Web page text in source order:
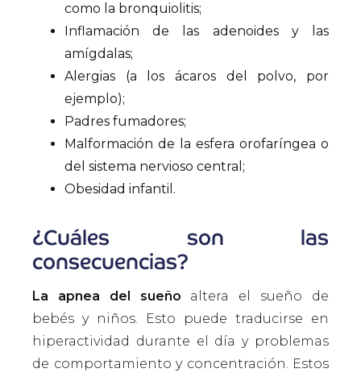
como la bronquiolitis;
Inflamación de las adenoides y las
amígdalas;
Alergias (a los ácaros del polvo, por
ejemplo);
Padres fumadores;
Malformación de la esfera orofaríngea o
del sistema nervioso central;
Obesidad infantil.
¿Cuáles son las
consecuencias?
La apnea del sueño altera el sueño de
bebés y niños. Esto puede traducirse en
hiperactividad durante el día y problemas
de comportamiento y concentración. Estos